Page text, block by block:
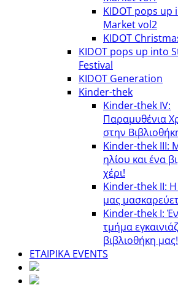
KIDOT pops up
Market vol2
KIDOT
KIDOT pops up into
Festival
KIDOT Generation
Kinder-thek
Kinder-thek IV:
Παραμυθένια
στην
Κinder-thek III:
ηλίου και ένα
χέρι!
Κinder-thek II: Η
μας
Κinder-thek I:
τμήμα
βιβλιοθήκη μας!
ΕΤΑΙΡΙΚΑ EVENTS